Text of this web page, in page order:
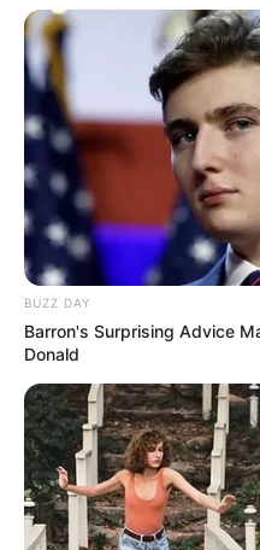
Burg Lahneck - Die
Schloss Stolzenfels
Lahn in den Rhein
sehenswerten
der Stauferzeit
hervorragend
g-lahneck.de.
Burg Nassau - Die
von Nassau, aus
Ruine. Der
alter Darstellungen
unterwww.burg-
Schloss Schaumburg
dem Areal der Burg
mit seinem
BUZZ DAY
Barron's Surprising Advice
Donald